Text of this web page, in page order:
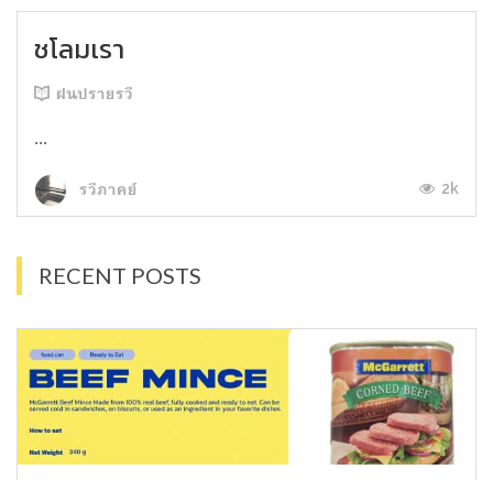
ชโลมเรา
ฝนปรายรวี
...
รวีภาคย์ 2k
RECENT POSTS